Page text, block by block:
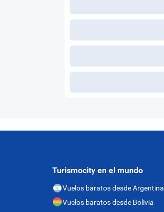
Turismocity en el mundo
Vuelos baratos desde Argentina
Vuelos baratos desde Bolivia